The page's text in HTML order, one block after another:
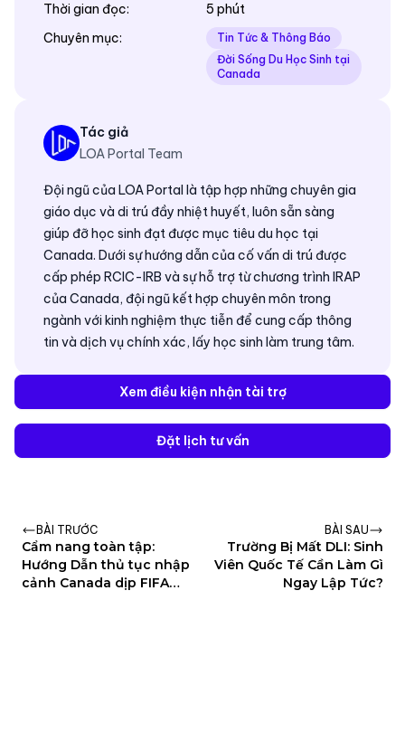
Thời gian đọc:
5 phút
Chuyên mục:
Tin Tức & Thông Báo
Đời Sống Du Học Sinh tại
Canada
Tác giả
LOA Portal Team
Đội ngũ của LOA Portal là tập hợp những chuyên gia
giáo dục và di trú đầy nhiệt huyết, luôn sẵn sàng
giúp đỡ học sinh đạt được mục tiêu du học tại
Canada. Dưới sự hướng dẫn của cố vấn di trú được
cấp phép RCIC-IRB và sự hỗ trợ từ chương trình IRAP
của Canada, đội ngũ kết hợp chuyên môn trong
ngành với kinh nghiệm thực tiễn để cung cấp thông
tin và dịch vụ chính xác, lấy học sinh làm trung tâm.
Xem điều kiện nhận tài trợ
Đặt lịch tư vấn
BÀI TRƯỚC
Cẩm nang toàn tập:
Hướng Dẫn thủ tục nhập
cảnh Canada dịp FIFA
BÀI SAU
Trường Bị Mất DLI: Sinh
Viên Quốc Tế Cần Làm Gì
Ngay Lập Tức?